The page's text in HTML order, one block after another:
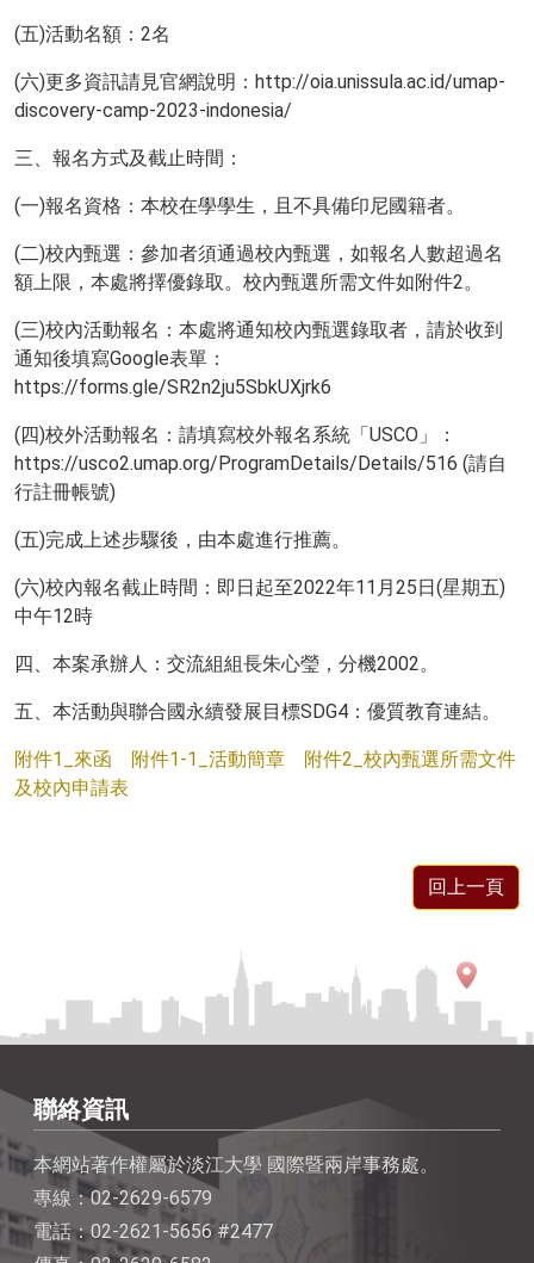
(五)活動名額：2名
(六)更多資訊請見官網說明：http://oia.unissula.ac.id/umap-
discovery-camp-2023-indonesia/
三、報名方式及截止時間：
(一)報名資格：本校在學學生，且不具備印尼國籍者。
(二)校內甄選：參加者須通過校內甄選，如報名人數超過名
額上限，本處將擇優錄取。校內甄選所需文件如附件2。
(三)校內活動報名：本處將通知校內甄選錄取者，請於收到
通知後填寫Google表單：
https://forms.gle/SR2n2ju5SbkUXjrk6
(四)校外活動報名：請填寫校外報名系統「USCO」：
https://usco2.umap.org/ProgramDetails/Details/516 (請自
行註冊帳號)
(五)完成上述步驟後，由本處進行推薦。
(六)校內報名截止時間：即日起至2022年11月25日(星期五)
中午12時
四、本案承辦人：交流組組長朱心瑩，分機2002。
五、本活動與聯合國永續發展目標SDG4：優質教育連結。
附件1_來函 附件1-1_活動簡章
附件2_校內甄選所需文件
及校內申請表
回上一頁
聯絡資訊
本網站著作權屬於淡江大學 國際暨兩岸事務處。
專線：02-2629-6579
電話：02-2621-5656 #2477